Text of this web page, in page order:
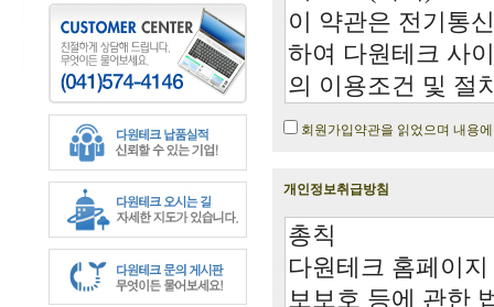
회원가입약관을 읽었으며 내용
개인정보취급방침